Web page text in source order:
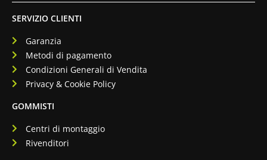
SERVIZIO CLIENTI
Garanzia
Metodi di pagamento
Condizioni Generali di Vendita
Privacy & Cookie Policy
GOMMISTI
Centri di montaggio
Rivenditori